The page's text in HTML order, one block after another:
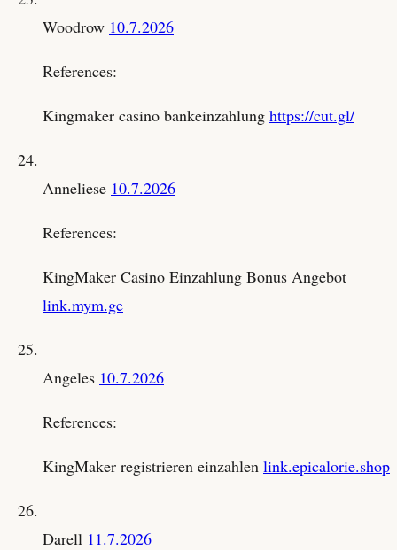
Woodrow 10.7.2026
References:
Kingmaker casino bankeinzahlung https://cut.gl/
Anneliese 10.7.2026
References:
KingMaker Casino Einzahlung Bonus Angebot
link.mym.ge
Angeles 10.7.2026
References:
KingMaker registrieren einzahlen link.epicalorie.shop
Darell 11.7.2026